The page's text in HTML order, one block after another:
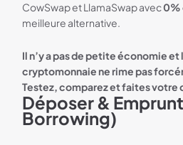
CowSwap et LlamaSwap avec0%
meilleure alternative.
Il n’y a pas de petite économie
cryptomonnaie ne rime pas
Testez, comparez et faites votre
Déposer &
Borrowing)